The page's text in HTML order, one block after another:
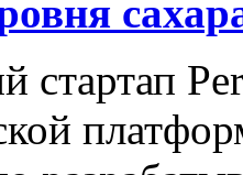
стартап